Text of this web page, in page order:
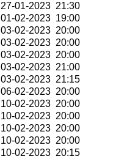
27-01-2023 21:30
01-02-2023 19:00
03-02-2023 20:00
03-02-2023 20:00
03-02-2023 20:00
03-02-2023 21:00
03-02-2023 21:15
06-02-2023 20:00
10-02-2023 20:00
10-02-2023 20:00
10-02-2023 20:00
10-02-2023 20:00
10-02-2023 20:15